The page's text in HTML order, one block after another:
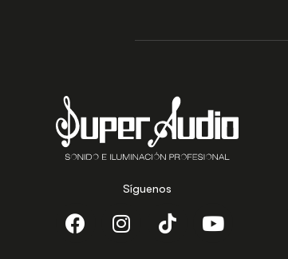
Síguenos